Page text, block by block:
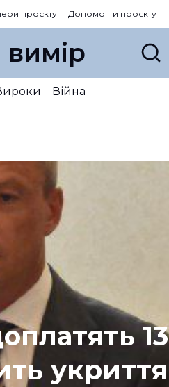
проєкту Допомогти проєкту
Війна
13
укриття